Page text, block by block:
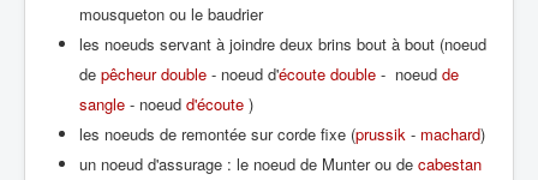
mousqueton ou le baudrier
les noeuds servant à joindre deux brins bout à bout (noeud
de pêcheur double - noeud d'écoute double - noeud de
sangle - noeud d'écoute )
les noeuds de remontée sur corde fixe (prussik - machard)
un noeud d'assurage : le noeud de Munter ou de cabestan